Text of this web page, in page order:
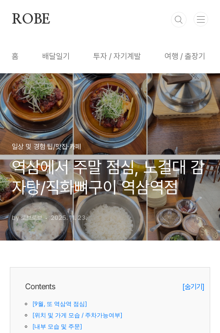
ROBE
홈 배달일기 투자 / 자기계발 여행 / 출장기
일상 및 경험 팁/맛집·카페
역삼에서 주말 점심, 노걸대 감
자탕/직화뼈구이 역삼역점
by 로브로브 2025. 11. 23.
Contents [숨기기]
[9월, 또 역삼역 점심]
[위치 및 가게 모습 / 주차가능여부]
[내부 모습 및 주문]